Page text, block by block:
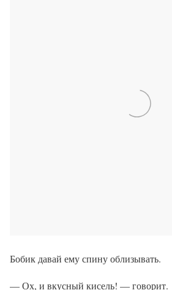
Бобик давай ему спину облизывать.
— Ох, и вкусный кисель! — говорит.